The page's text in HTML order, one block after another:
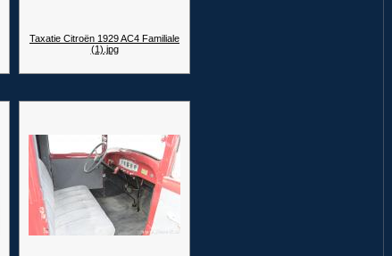
Taxatie Citroën 1929 AC4 Familiale
(1).jpg